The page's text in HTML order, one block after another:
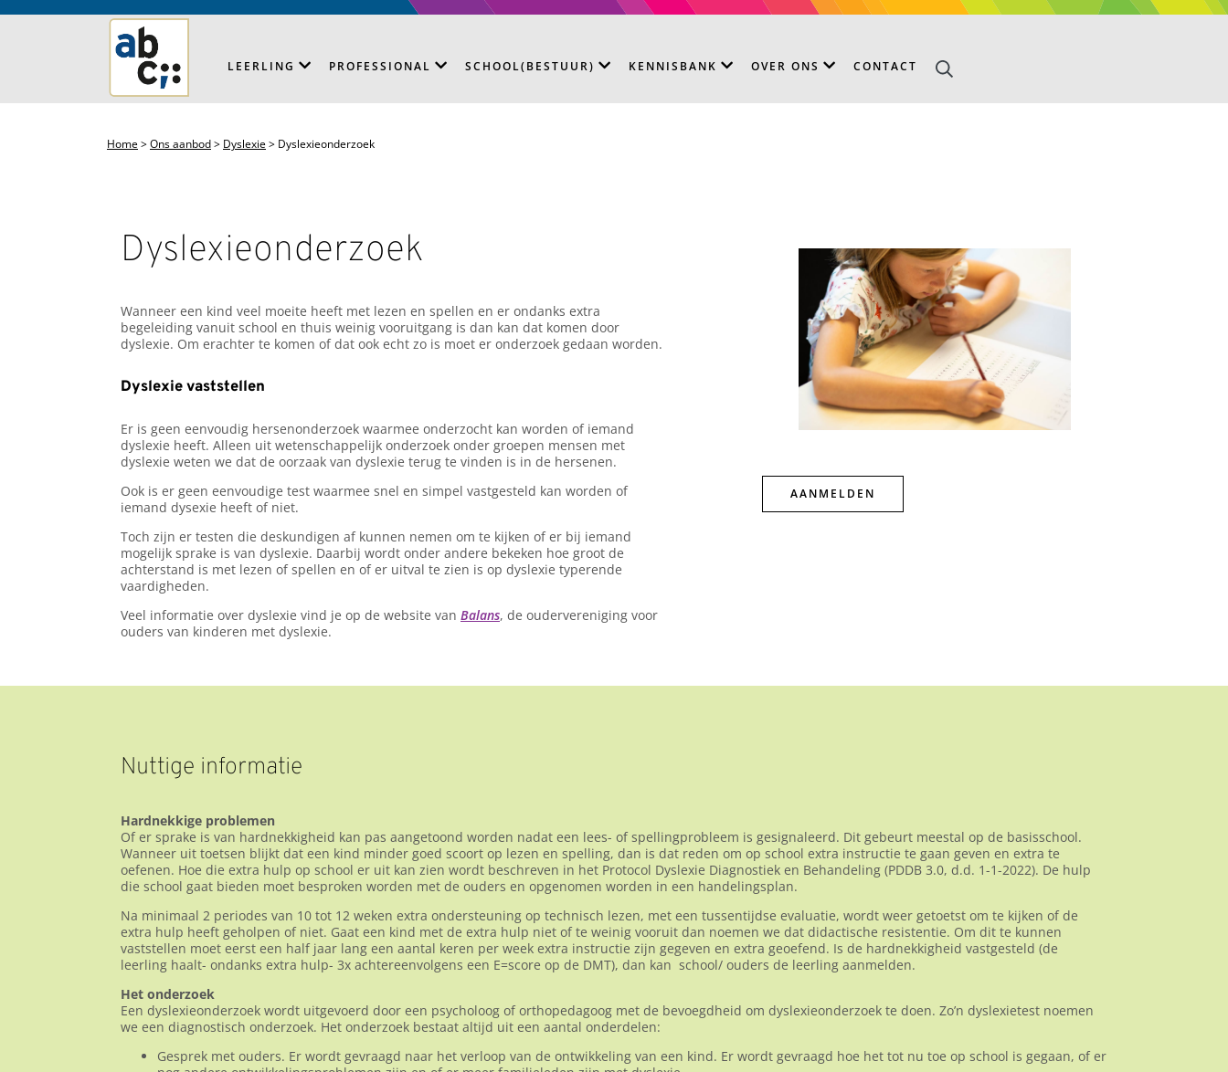
LEERLING PROFESSIONAL SCHOOL(BESTUUR) KENNISBANK OVER ONS CONTACT
Home>Ons aanbod> Dyslexie> Dyslexieonderzoek
Dyslexieonderzoek
Wanneer een kind veel moeite heeft met lezen en spellen en er ondanks extra
begeleiding vanuit school en thuis weinig vooruitgang is dan kan dat komen door
dyslexie. Om erachter te komen of dat ook echt zo is moet er onderzoek gedaan worden.
Dyslexie vaststellen
Er is geen eenvoudig hersenonderzoek waarmee onderzocht kan worden of iemand
dyslexie heeft. Alleen uit wetenschappelijk onderzoek onder groepen mensen met
dyslexie weten we dat de oorzaak van dyslexie terug te vinden is in de hersenen.
Ook is er geen eenvoudige test waarmee snel en simpel vastgesteld kan worden of
iemand dysexie heeft of niet.
Toch zijn er testen die deskundigen af kunnen nemen om te kijken of er bij iemand
mogelijk sprake is van dyslexie. Daarbij wordt onder andere bekeken hoe groot de
achterstand is met lezen of spellen en of er uitval te zien is op dyslexie typerende
vaardigheden.
Veel informatie over dyslexie vind je op de website van Balans, de oudervereniging voor
ouders van kinderen met dyslexie.
AANMELDEN
Nuttige informatie
Hardnekkige problemen
Of er sprake is van hardnekkigheid kan pas aangetoond worden nadat een lees- of spellingprobleem is gesignaleerd. Dit gebeurt meestal op de basisschool.
Wanneer uit toetsen blijkt dat een kind minder goed scoort op lezen en spelling, dan is dat reden om op school extra instructie te gaan geven en extra te
oefenen. Hoe die extra hulp op school er uit kan zien wordt beschreven in het Protocol Dyslexie Diagnostiek en Behandeling (PDDB 3.0, d.d. 1-1-2022). De hulp
die school gaat bieden moet besproken worden met de ouders en opgenomen worden in een handelingsplan.
Na minimaal 2 periodes van 10 tot 12 weken extra ondersteuning op technisch lezen, met een tussentijdse evaluatie, wordt weer getoetst om te kijken of de
extra hulp heeft geholpen of niet. Gaat een kind met de extra hulp niet of te weinig vooruit dan noemen we dat didactische resistentie. Om dit te kunnen
vaststellen moet eerst een half jaar lang een aantal keren per week extra instructie zijn gegeven en extra geoefend. Is de hardnekkigheid vastgesteld (de
leerling haalt- ondanks extra hulp- 3x achtereenvolgens een E=score op de DMT), dan kan school/ ouders de leerling aanmelden.
Het onderzoek
Een dyslexieonderzoek wordt uitgevoerd door een psycholoog of orthopedagoog met de bevoegdheid om dyslexieonderzoek te doen. Zo’n dyslexietest noemen
we een diagnostisch onderzoek. Het onderzoek bestaat altijd uit een aantal onderdelen:
Gesprek met ouders. Er wordt gevraagd naar het verloop van de ontwikkeling van een kind. Er wordt gevraagd hoe het tot nu toe op school is gegaan, of er